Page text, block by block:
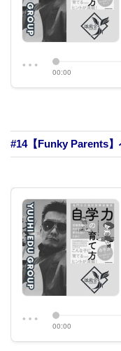
#14【Funky Parents】